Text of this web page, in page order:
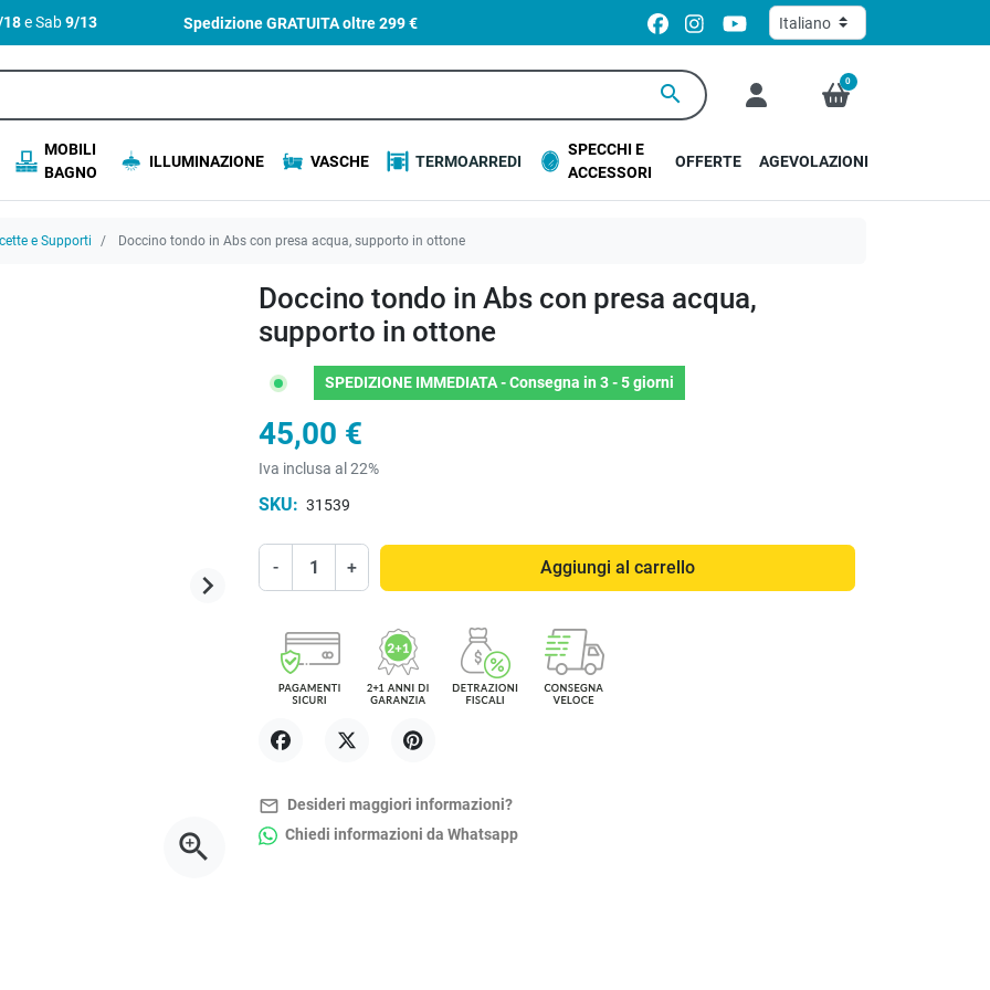
18e Sab9/13 Spedizione GRATUITA oltre299 €
search 0
MOBILI
BAGNO
ILLUMINAZIONE VASCHE TERMOARREDI
SPECCHI E
ACCESSORI
OFFERTE AGEVOLAZIONI
e Supporti Doccino tondo in Abs con presa acqua, supporto in ottone
Successivo
keyboard_arrow_right
zoom_in
Doccino tondo in Abs con presa acqua,
supporto in ottone
SPEDIZIONE IMMEDIATA -Consegna in 3 - 5 giorni
45,00 €
Iva inclusa al 22%
SKU: 31539
- + Aggiungi al carrello
mail_outline Desideri maggiori informazioni?
Chiedi informazioni da Whatsapp